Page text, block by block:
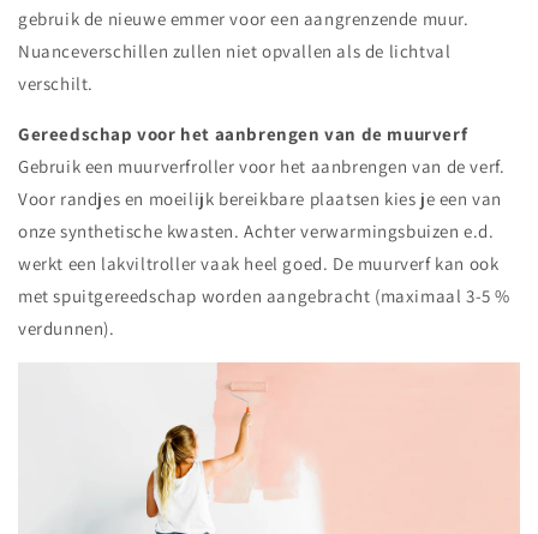
gebruik de nieuwe emmer voor een aangrenzende muur.
Nuanceverschillen zullen niet opvallen als de lichtval
verschilt.
Gereedschap voor het aanbrengen van de muurverf
Gebruik een muurverfroller voor het aanbrengen van de verf.
Voor randjes en moeilijk bereikbare plaatsen kies je een van
onze synthetische kwasten. Achter verwarmingsbuizen e.d.
werkt een lakviltroller vaak heel goed. De muurverf kan ook
met spuitgereedschap worden aangebracht (maximaal 3-5 %
verdunnen).